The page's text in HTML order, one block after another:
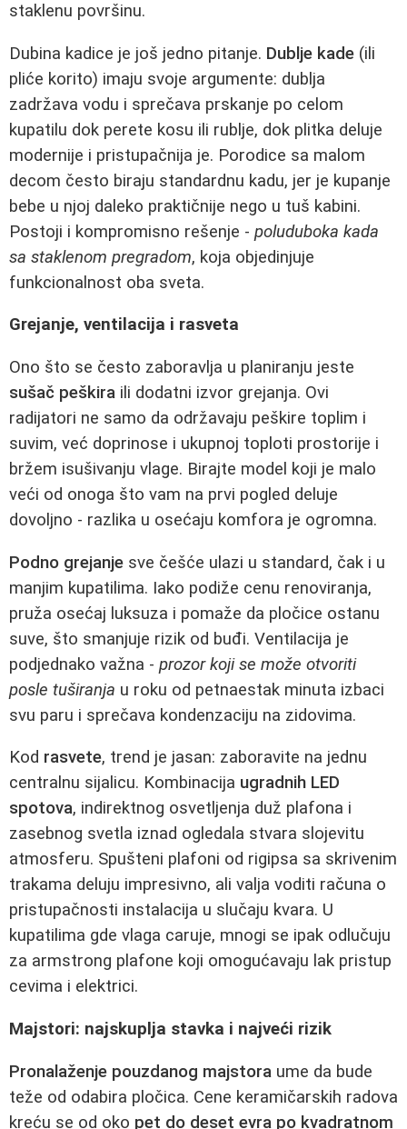
staklenu površinu.
Dubina kadice je još jedno pitanje. Dublje kade (ili
pliće korito) imaju svoje argumente: dublja
zadržava vodu i sprečava prskanje po celom
kupatilu dok perete kosu ili rublje, dok plitka deluje
modernije i pristupačnija je. Porodice sa malom
decom često biraju standardnu kadu, jer je kupanje
bebe u njoj daleko praktičnije nego u tuš kabini.
Postoji i kompromisno rešenje - poluduboka kada
sa staklenom pregradom, koja objedinjuje
funkcionalnost oba sveta.
Grejanje, ventilacija i rasveta
Ono što se često zaboravlja u planiranju jeste
sušač peškira ili dodatni izvor grejanja. Ovi
radijatori ne samo da održavaju peškire toplim i
suvim, već doprinose i ukupnoj toploti prostorije i
bržem isušivanju vlage. Birajte model koji je malo
veći od onoga što vam na prvi pogled deluje
dovoljno - razlika u osećaju komfora je ogromna.
Podno grejanje sve češće ulazi u standard, čak i u
manjim kupatilima. Iako podiže cenu renoviranja,
pruža osećaj luksuza i pomaže da pločice ostanu
suve, što smanjuje rizik od buđi. Ventilacija je
podjednako važna - prozor koji se može otvoriti
posle tuširanja u roku od petnaestak minuta izbaci
svu paru i sprečava kondenzaciju na zidovima.
Kod rasvete, trend je jasan: zaboravite na jednu
centralnu sijalicu. Kombinacija ugradnih LED
spotova, indirektnog osvetljenja duž plafona i
zasebnog svetla iznad ogledala stvara slojevitu
atmosferu. Spušteni plafoni od rigipsa sa skrivenim
trakama deluju impresivno, ali valja voditi računa o
pristupačnosti instalacija u slučaju kvara. U
kupatilima gde vlaga caruje, mnogi se ipak odlučuju
za armstrong plafone koji omogućavaju lak pristup
cevima i elektrici.
Majstori: najskuplja stavka i najveći rizik
Pronalaženje pouzdanog majstora ume da bude
teže od odabira pločica. Cene keramičarskih radova
kreću se od oko pet do deset evra po kvadratnom